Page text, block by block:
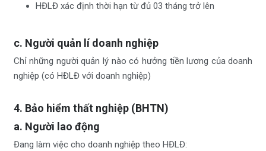
HĐLĐ xác định thời hạn từ đủ 03 tháng trở lên
c. Người quản lí doanh nghiệp
Chỉ những người quản lý nào có hưởng tiền lương của doanh
nghiệp (có HĐLĐ với doanh nghiệp)
4. Bảo hiểm thất nghiệp (BHTN)
a. Người lao động
Đang làm việc cho doanh nghiệp theo HĐLĐ: